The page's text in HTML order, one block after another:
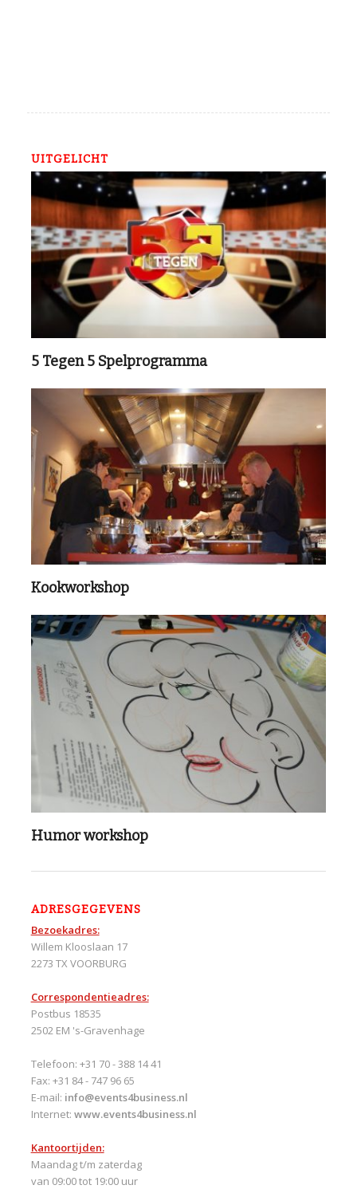
UITGELICHT
5 Tegen 5 Spelprogramma
Kookworkshop
Humor workshop
ADRESGEGEVENS
Bezoekadres:
Willem Klooslaan 17
2273 TX VOORBURG
Correspondentieadres:
Postbus 18535
2502 EM 's-Gravenhage
Telefoon: +31 70 - 388 14 41
Fax: +31 84 - 747 96 65
E-mail: info@events4business.nl
Internet: www.events4business.nl
Kantoortijden:
Maandag t/m zaterdag
van 09:00 tot 19:00 uur